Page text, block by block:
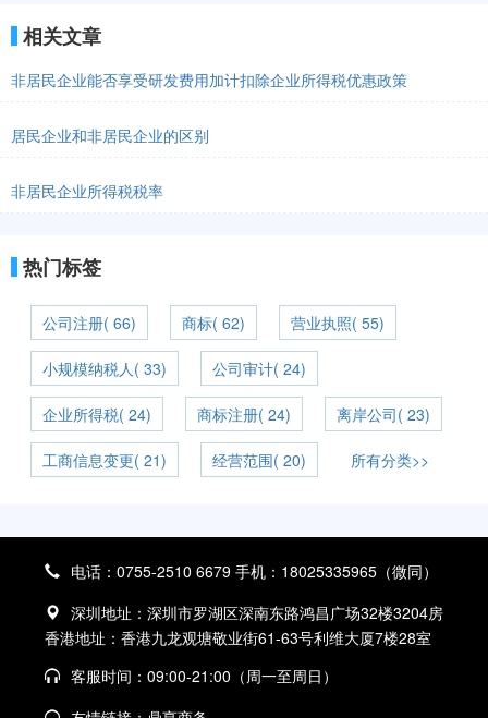
相关文章
非居民企业能否享受研发费用加计扣除企业所得税优惠政策
居民企业和非居民企业的区别
非居民企业所得税税率
热门标签
公司注册( 66) 商标( 62) 营业执照( 55)
小规模纳税人( 33) 公司审计( 24)
企业所得税( 24) 商标注册( 24) 离岸公司( 23)
工商信息变更( 21) 经营范围( 20) 所有分类>>
电话：0755-2510 6679 手机：18025335965（微同）
深圳地址：深圳市罗湖区深南东路鸿昌广场32楼3204房
香港地址：香港九龙观塘敬业街61-63号利维大厦7楼28室
客服时间：09:00-21:00（周一至周日）